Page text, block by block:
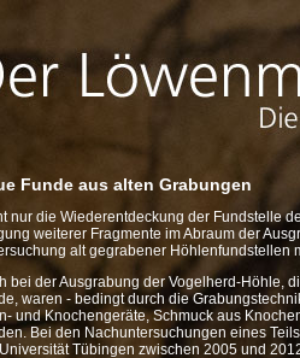
Funde aus alten Grabungen
nur die Wiederentdeckung der Fundstelle
weiterer Fragmente im Abraum der
alt gegrabener Höhlenfundstellen
bei der Ausgrabung der Vogelherd-Höhle,
waren - bedingt durch die
und Knochengeräte, Schmuck aus
Bei den Nachuntersuchungen eines
Tübingen zwischen 2005 und